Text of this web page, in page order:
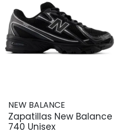
NEW BALANCE
Zapatillas New Balance
740 Unisex